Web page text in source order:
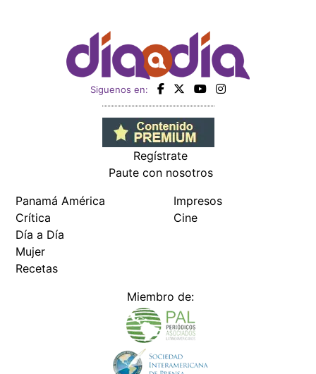
Siguenos en:
Regístrate
Paute con nosotros
Panamá América
Crítica
Día a Día
Mujer
Recetas
Impresos
Cine
Miembro de: